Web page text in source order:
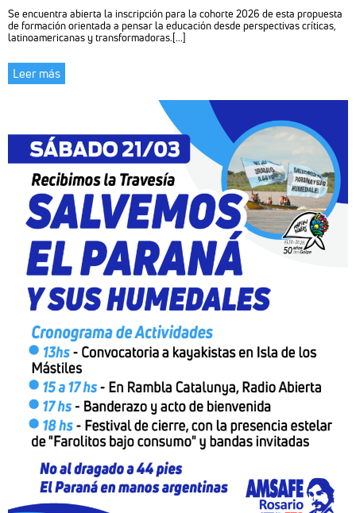
Se encuentra abierta la inscripción para la cohorte 2026 de esta propuesta
de formación orientada a pensar la educación desde perspectivas críticas,
latinoamericanas y transformadoras.[...]
Leer más